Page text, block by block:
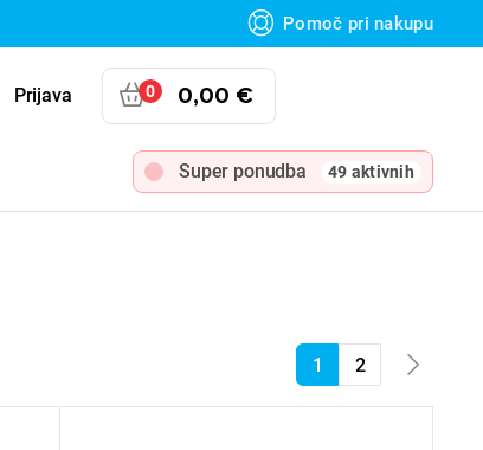
Pomoč pri nakupu
Prijava 0 0,00 €
Super ponudba 49 aktivnih
1 2